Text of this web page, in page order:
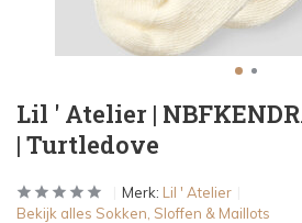
Lil ' Atelier |
| Turtledove
Merk: Lil ' Atelier
Bekijk alles Sokken, Sloffen & Maillots